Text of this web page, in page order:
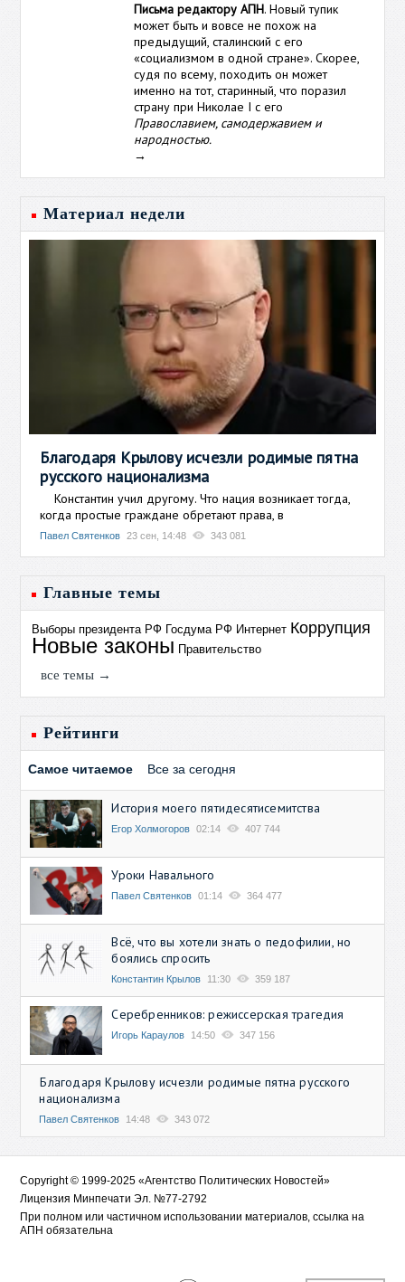
Письма редактору АПН. Новый тупик
может быть и вовсе не похож на
предыдущий, сталинский с его
«социализмом в одной стране». Скорее,
судя по всему, походить он может
именно на тот, старинный, что поразил
страну при Николае I с его
Православием, самодержавием и
народностью.
→
Материал недели
Благодаря Крылову исчезли родимые пятна
русского национализма
Константин учил другому. Что нация возникает тогда,
когда простые граждане обретают права, в
Павел Святенков 23 сен, 14:48 343 081
Главные темы
Выборы президента РФ Госдума РФ Интернет Коррупция
Новые законы Правительство
все темы →
Рейтинги
Самое читаемое Все за сегодня
История моего пятидесятисемитства
Егор Холмогоров 02:14 407 744
Уроки Навального
Павел Святенков 01:14 364 477
Всё, что вы хотели знать о педофилии, но
боялись спросить
Константин Крылов 11:30 359 187
Серебренников: режиссерская трагедия
Игорь Караулов 14:50 347 156
Благодаря Крылову исчезли родимые пятна русского
национализма
Павел Святенков 14:48 343 072
Copyright © 1999-2025 «Агентство Политических Новостей»
Лицензия Минпечати Эл. №77-2792
При полном или частичном использовании материалов, ссылка на
АПН обязательна